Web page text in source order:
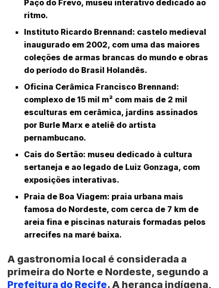
Paço do Frevo, museu interativo dedicado ao
ritmo.
Instituto Ricardo Brennand: castelo medieval
inaugurado em 2002, com uma das maiores
coleções de armas brancas do mundo e obras
do período do Brasil Holandês.
Oficina Cerâmica Francisco Brennand:
complexo de 15 mil m² com mais de 2 mil
esculturas em cerâmica, jardins assinados
por Burle Marx e ateliê do artista
pernambucano.
Cais do Sertão: museu dedicado à cultura
sertaneja e ao legado de Luiz Gonzaga, com
exposições interativas.
Praia de Boa Viagem: praia urbana mais
famosa do Nordeste, com cerca de 7 km de
areia fina e piscinas naturais formadas pelos
arrecifes na maré baixa.
A gastronomia local é considerada a
primeira do Norte e Nordeste, segundo a
Prefeitura do Recife. A herança indígena,